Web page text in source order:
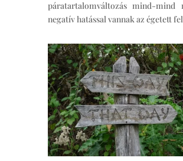
páratartalomváltozás mind-mind
negatív hatással vannak az égetett